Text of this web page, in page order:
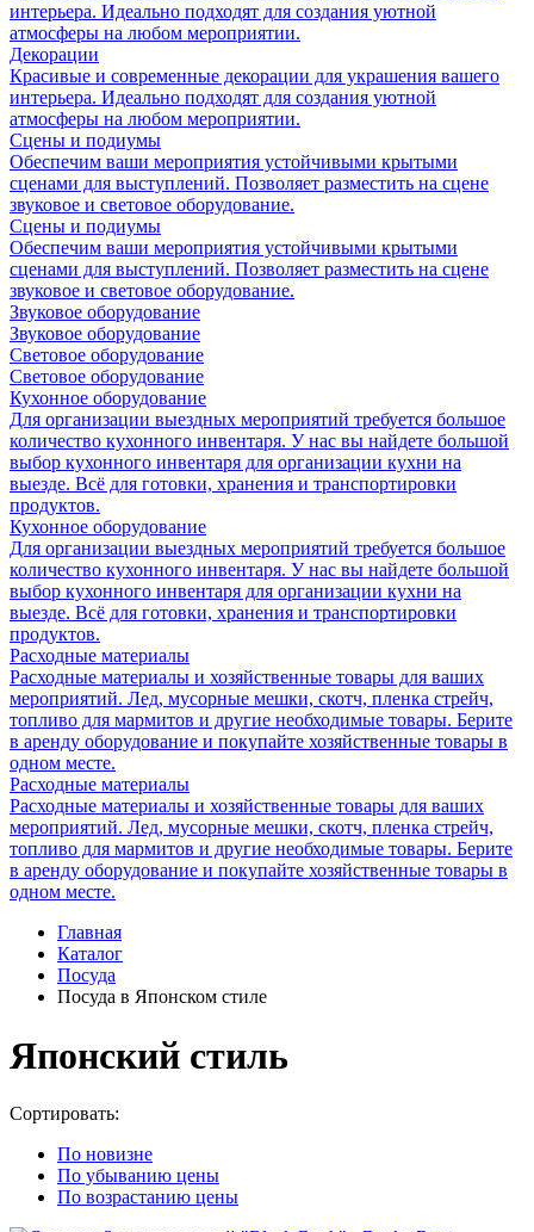
интерьера. Идеально подходят для создания уютной
атмосферы на любом мероприятии.
Декорации
Красивые и современные декорации для украшения вашего
интерьера. Идеально подходят для создания уютной
атмосферы на любом мероприятии.
Сцены и подиумы
Обеспечим ваши мероприятия устойчивыми крытыми
сценами для выступлений. Позволяет разместить на сцене
звуковое и световое оборудование.
Сцены и подиумы
Обеспечим ваши мероприятия устойчивыми крытыми
сценами для выступлений. Позволяет разместить на сцене
звуковое и световое оборудование.
Звуковое оборудование
Звуковое оборудование
Световое оборудование
Световое оборудование
Кухонное оборудование
Для организации выездных мероприятий требуется большое
количество кухонного инвентаря. У нас вы найдете большой
выбор кухонного инвентаря для организации кухни на
выезде. Всё для готовки, хранения и транспортировки
продуктов.
Кухонное оборудование
Для организации выездных мероприятий требуется большое
количество кухонного инвентаря. У нас вы найдете большой
выбор кухонного инвентаря для организации кухни на
выезде. Всё для готовки, хранения и транспортировки
продуктов.
Расходные материалы
Расходные материалы и хозяйственные товары для ваших
мероприятий. Лед, мусорные мешки, скотч, пленка стрейч,
топливо для мармитов и другие необходимые товары. Берите
в аренду оборудование и покупайте хозяйственные товары в
одном месте.
Расходные материалы
Расходные материалы и хозяйственные товары для ваших
мероприятий. Лед, мусорные мешки, скотч, пленка стрейч,
топливо для мармитов и другие необходимые товары. Берите
в аренду оборудование и покупайте хозяйственные товары в
одном месте.
Главная
Каталог
Посуда
Посуда в Японском стиле
Японский стиль
Сортировать:
По новизне
По убыванию цены
По возрастанию цены